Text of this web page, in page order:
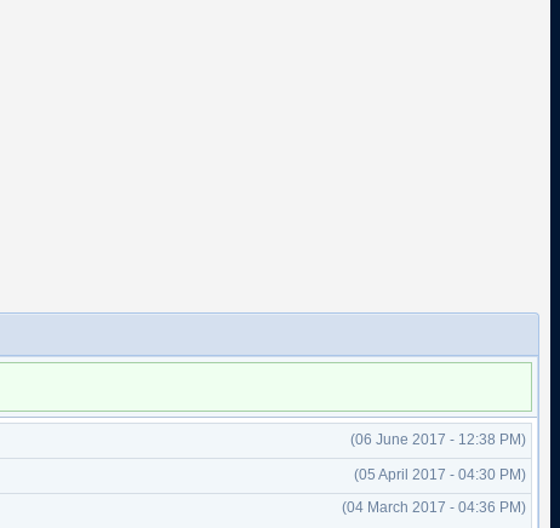
(06 June 2017 - 12:38 PM)
(05 April 2017 - 04:30 PM)
(04 March 2017 - 04:36 PM)